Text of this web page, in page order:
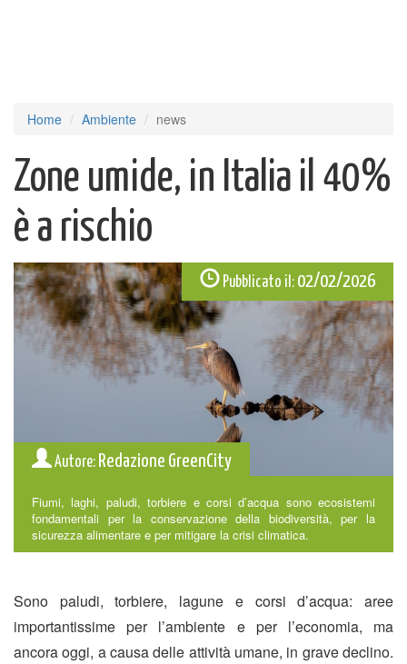
Home Ambiente news
Zone umide, in Italia il 40%
è a rischio
Pubblicato il: 02/02/2026
Autore: Redazione GreenCity
Fiumi, laghi, paludi, torbiere e corsi d’acqua sono ecosistemi
fondamentali per la conservazione della biodiversità, per la
sicurezza alimentare e per mitigare la crisi climatica.
Sono paludi, torbiere, lagune e corsi d’acqua: aree
importantissime per l’ambiente e per l’economia, ma
ancora oggi, a causa delle attività umane, in grave declino.